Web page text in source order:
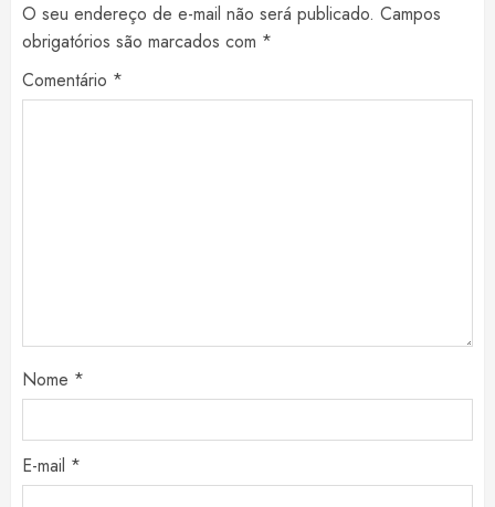
O seu endereço de e-mail não será publicado. Campos
obrigatórios são marcados com *
Comentário *
Nome *
E-mail *